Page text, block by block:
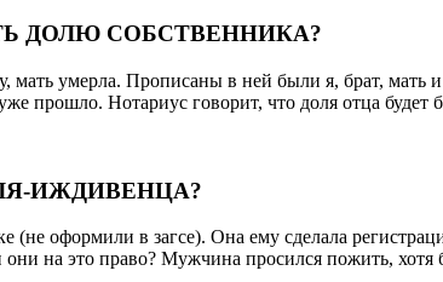
ДОЛЮ СОБСТВЕННИКА?
умерла. Прописаны в ней были я, брат, мать
прошло. Нотариус говорит, что доля отца будет
ИЖДИВЕНЦА?
оформили в загсе). Она ему сделала
на это право? Мужчина просился пожить, хотя